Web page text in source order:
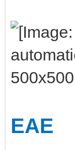
EAE